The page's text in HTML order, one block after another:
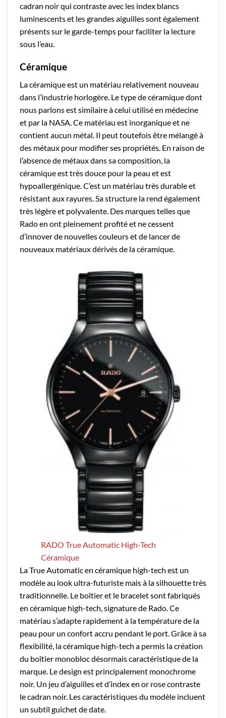
cadran noir qui contraste avec les index blancs
luminescents et les grandes aiguilles sont également
présents sur le garde-temps pour faciliter la lecture
sous l’eau.
Céramique
La céramique est un matériau relativement nouveau
dans l’industrie horlogère. Le type de céramique dont
nous parlons est similaire à celui utilisé en médecine
et par la NASA. Ce matériau est inorganique et ne
contient aucun métal. Il peut toutefois être mélangé à
des métaux pour modifier ses propriétés. En raison de
l’absence de métaux dans sa composition, la
céramique est très douce pour la peau et est
hypoallergénique. C’est un matériau très durable et
résistant aux rayures. Sa structure la rend également
très légère et polyvalente. Des marques telles que
Rado en ont pleinement profité et ne cessent
d’innover de nouvelles couleurs et de lancer de
nouveaux matériaux dérivés de la céramique.
RADO True Automatic High-Tech
Céramique
La True Automatic en céramique high-tech est un
modèle au look ultra-futuriste mais à la silhouette très
traditionnelle. Le boîtier et le bracelet sont fabriqués
en céramique high-tech, signature de Rado. Ce
matériau s’adapte rapidement à la température de la
peau pour un confort accru pendant le port. Grâce à sa
flexibilité, la céramique high-tech a permis la création
du boîtier monobloc désormais caractéristique de la
marque. Le design est principalement monochrome
noir. Un jeu d’aiguilles et d’index en or rose contraste
le cadran noir. Les caractéristiques du modèle incluent
un subtil guichet de date.